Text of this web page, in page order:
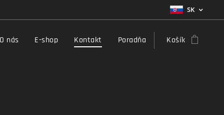
SK
O nás E-shop Kontakt Poradňa Košík